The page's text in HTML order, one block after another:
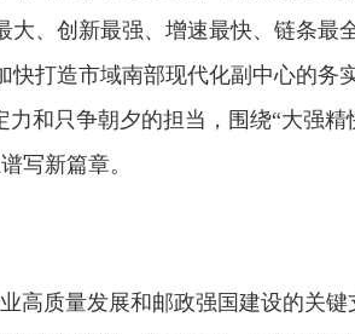
大、创新最强、增速最快、链条
快打造市域南部现代化副中心的
力和只争朝夕的担当，围绕“大强
写新篇章。
高质量发展和邮政强国建设的关